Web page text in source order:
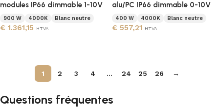
modules IP66 dimmable 1-10V
900 W 4000K Blanc neutre
€ 1.361,15 HTVA
alu/PC IP66 dimmable 0-10V
400 W 4000K Blanc neutre
€ 557,21 HTVA
1 2 3 4 … 24 25 26 →
Questions fréquentes